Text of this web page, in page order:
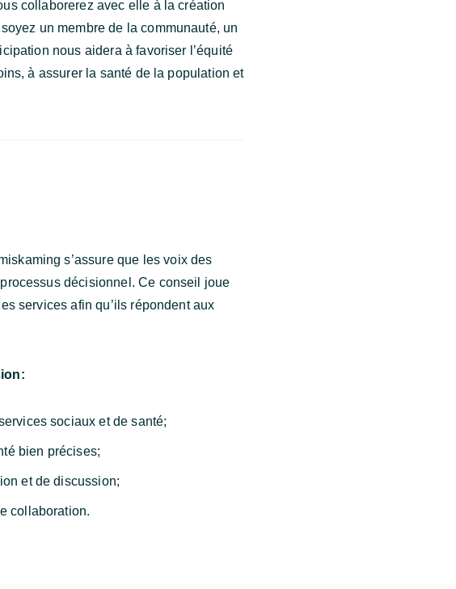
collaborerez avec elle à la création
un membre de la communauté, un
nous aidera à favoriser l’équité
à assurer la santé de la population et
s’assure que les voix des
décisionnel. Ce conseil joue
services afin qu’ils répondent aux
sociaux et de santé;
bien précises;
et de discussion;
collaboration.